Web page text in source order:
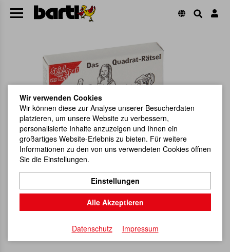
Wir verwenden Cookies
Wir können diese zur Analyse unserer Besucherdaten
platzieren, um unsere Website zu verbessern,
personalisierte Inhalte anzuzeigen und Ihnen ein
großartiges Website-Erlebnis zu bieten. Für weitere
Informationen zu den von uns verwendeten Cookies öffnen
Sie die Einstellungen.
Einstellungen
Alle Akzeptieren
Datenschutz Impressum